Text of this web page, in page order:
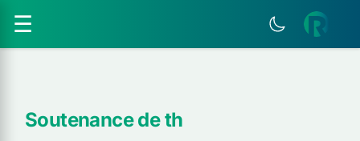
☰
Soutenance de th